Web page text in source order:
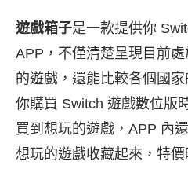
遊戲箱子是一款提供你
APP，不僅清楚呈現目前
的遊戲，還能比較各個國
你購買 Switch 遊戲數位版
買到想玩的遊戲，APP 內
想玩的遊戲收藏起來，特